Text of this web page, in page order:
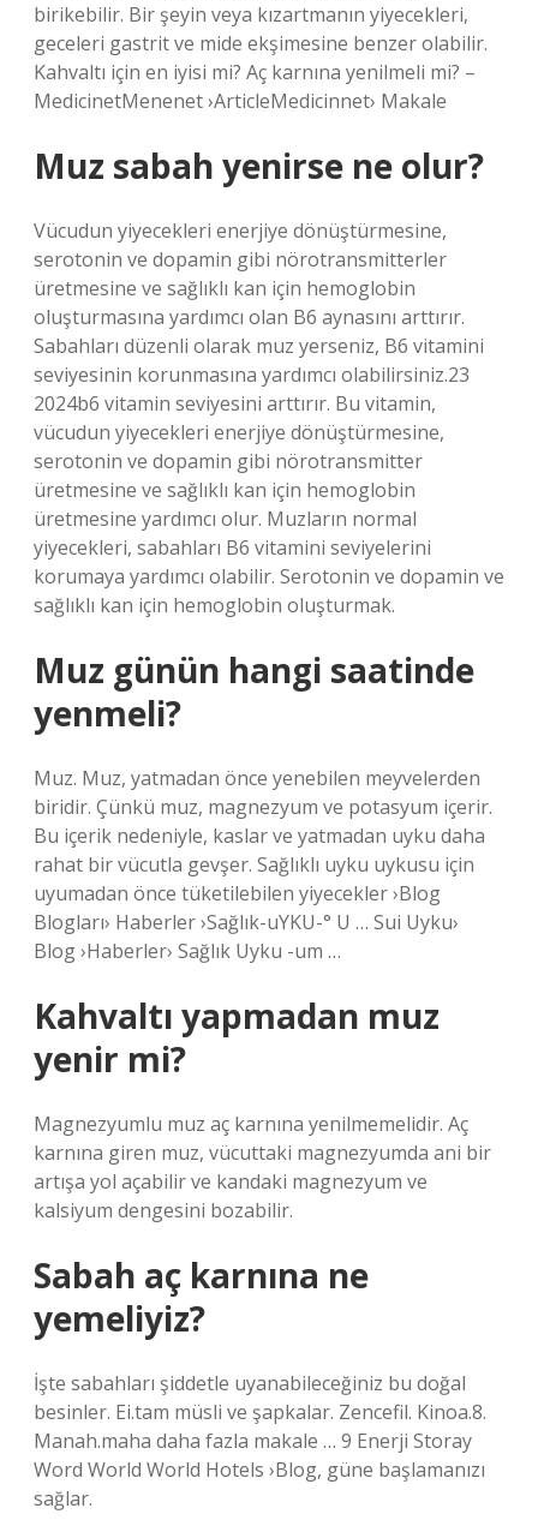
birikebilir. Bir şeyin veya kızartmanın yiyecekleri,
geceleri gastrit ve mide ekşimesine benzer olabilir.
Kahvaltı için en iyisi mi? Aç karnına yenilmeli mi? –
MedicinetMenenet ›ArticleMedicinnet› Makale
Muz sabah yenirse ne olur?
Vücudun yiyecekleri enerjiye dönüştürmesine,
serotonin ve dopamin gibi nörotransmitterler
üretmesine ve sağlıklı kan için hemoglobin
oluşturmasına yardımcı olan B6 aynasını arttırır.
Sabahları düzenli olarak muz yerseniz, B6 vitamini
seviyesinin korunmasına yardımcı olabilirsiniz.23
2024b6 vitamin seviyesini arttırır. Bu vitamin,
vücudun yiyecekleri enerjiye dönüştürmesine,
serotonin ve dopamin gibi nörotransmitter
üretmesine ve sağlıklı kan için hemoglobin
üretmesine yardımcı olur. Muzların normal
yiyecekleri, sabahları B6 vitamini seviyelerini
korumaya yardımcı olabilir. Serotonin ve dopamin ve
sağlıklı kan için hemoglobin oluşturmak.
Muz günün hangi saatinde
yenmeli?
Muz. Muz, yatmadan önce yenebilen meyvelerden
biridir. Çünkü muz, magnezyum ve potasyum içerir.
Bu içerik nedeniyle, kaslar ve yatmadan uyku daha
rahat bir vücutla gevşer. Sağlıklı uyku uykusu için
uyumadan önce tüketilebilen yiyecekler ›Blog
Blogları› Haberler ›Sağlık-uYKU-° U … Sui Uyku›
Blog ›Haberler› Sağlık Uyku -um …
Kahvaltı yapmadan muz
yenir mi?
Magnezyumlu muz aç karnına yenilmemelidir. Aç
karnına giren muz, vücuttaki magnezyumda ani bir
artışa yol açabilir ve kandaki magnezyum ve
kalsiyum dengesini bozabilir.
Sabah aç karnına ne
yemeliyiz?
İşte sabahları şiddetle uyanabileceğiniz bu doğal
besinler. Ei.tam müsli ve şapkalar. Zencefil. Kinoa.8.
Manah.maha daha fazla makale … 9 Enerji Storay
Word World World Hotels ›Blog, güne başlamanızı
sağlar.